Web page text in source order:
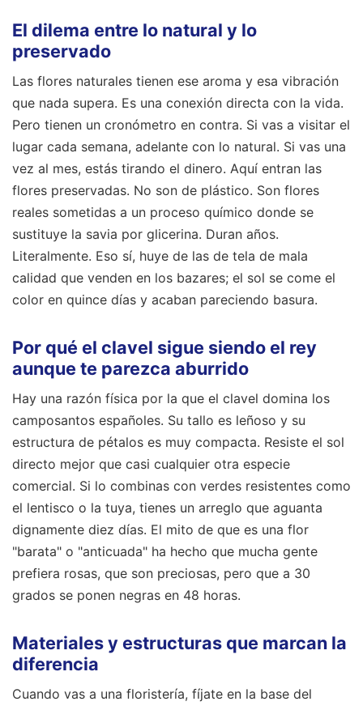
El dilema entre lo natural y lo
preservado
Las flores naturales tienen ese aroma y esa vibración
que nada supera. Es una conexión directa con la vida.
Pero tienen un cronómetro en contra. Si vas a visitar el
lugar cada semana, adelante con lo natural. Si vas una
vez al mes, estás tirando el dinero. Aquí entran las
flores preservadas. No son de plástico. Son flores
reales sometidas a un proceso químico donde se
sustituye la savia por glicerina. Duran años.
Literalmente. Eso sí, huye de las de tela de mala
calidad que venden en los bazares; el sol se come el
color en quince días y acaban pareciendo basura.
Por qué el clavel sigue siendo el rey
aunque te parezca aburrido
Hay una razón física por la que el clavel domina los
camposantos españoles. Su tallo es leñoso y su
estructura de pétalos es muy compacta. Resiste el sol
directo mejor que casi cualquier otra especie
comercial. Si lo combinas con verdes resistentes como
el lentisco o la tuya, tienes un arreglo que aguanta
dignamente diez días. El mito de que es una flor
"barata" o "anticuada" ha hecho que mucha gente
prefiera rosas, que son preciosas, pero que a 30
grados se ponen negras en 48 horas.
Materiales y estructuras que marcan la
diferencia
Cuando vas a una floristería, fíjate en la base del